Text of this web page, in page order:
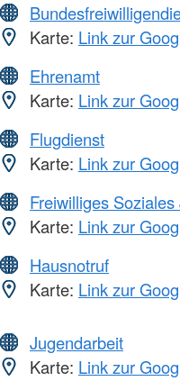
Karte: Link zur
Ehrenamt
Karte: Link zur
Flugdienst
Karte: Link zur
Freiwilliges Soziales
Karte: Link zur
Hausnotruf
Karte: Link zur
Jugendarbeit
Karte: Link zur